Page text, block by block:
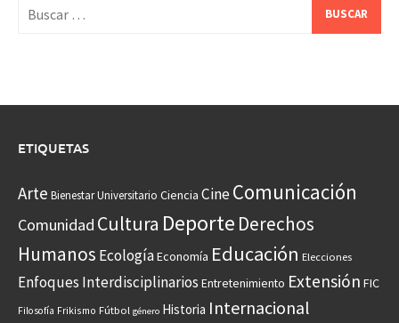
ETIQUETAS
Arte Bienestar Universitario Ciencia CineComunicación
Comunidad Cultura Deporte Derechos
Humanos EcologíaEconomía Educación Elecciones
Enfoques Interdisciplinarios Entretenimiento Extensión FIC
Filosofía Frikismo Fútbol género Historia Internacional